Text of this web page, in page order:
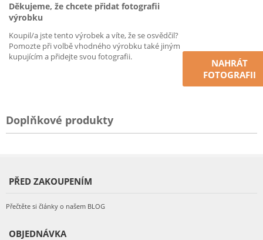
Děkujeme, že chcete přidat fotografii
výrobku
Koupil/a jste tento výrobek a víte, že se osvědčil?
Pomozte při volbě vhodného výrobku také jiným
kupujícím a přidejte svou fotografii.
NAHRÁT
FOTOGRAFII
Doplňkové produkty
PŘED ZAKOUPENÍM
Přečtěte si články o našem BLOG
OBJEDNÁVKA